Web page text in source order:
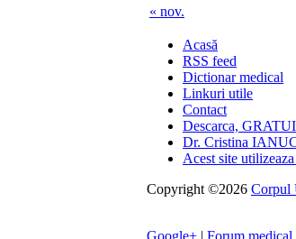
« nov.
Acasă
RSS feed
Dictionar medical
Linkuri utile
Contact
Descarca,
Dr. Cristina
Acest site
Copyright ©2026 Corpul
Google+ | Forum medical